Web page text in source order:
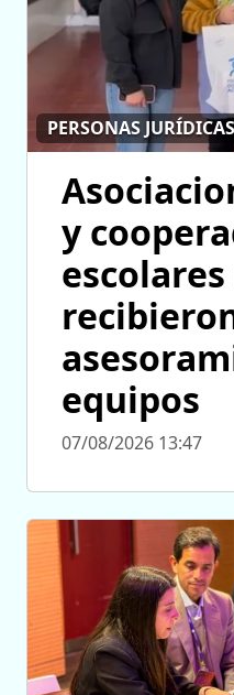
PERSONAS JURÍDICAS
y
equipos
07/08/2026 13:47